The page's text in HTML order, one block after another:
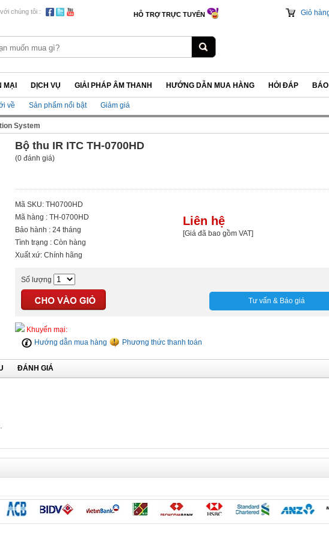
chúng tôi : HỖ TRỢ TRỰC TUYẾN Giỏ
MẠI DỊCH VỤ GIẢI PHÁP ÂM THANH HƯỚNG DẪN MUA HÀNG HỎI ĐÁP
về Sản phẩm nổi bật Giảm giá
System
Bộ thu IR ITC TH-0700HD
(0 đánh giá)
Mã SKU: TH0700HD
Mã hàng : TH-0700HD
Bảo hành : 24 tháng
Tình trạng : Còn hàng
Xuất xứ: Chính hãng
Liên hệ
[Giá đã bao gồm VAT]
Số lượng
Tư vấn & Báo giá
Khuyến mại:
Hướng dẫn mua hàng
Phương thức thanh toán
ĐÁNH GIÁ